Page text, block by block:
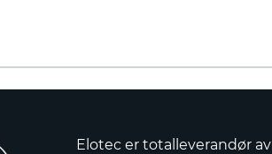
Elotec er totalleverandør av